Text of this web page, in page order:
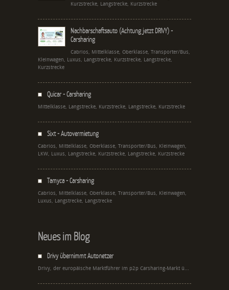
Kurzstrecke, Langstrecke, Kurzstrecke
Nachbarschaftsauto (Achtung jetzt DRIVY) -
Carsharing
Cabrios, Mittelklasse, Oberklasse, Transporter/Bus,
Kleinwagen, Luxus, Langstrecke, Kurzstrecke, Langstrecke,
Kurzstrecke
Quicar - Carsharing
Mittelklasse, Langstrecke, Kurzstrecke, Langstrecke, Kurzstrecke
Sixt - Autovermietung
Cabrios, Mittelklasse, Oberklasse, Transporter/Bus, Kleinwagen,
LKW, Luxus, Langstrecke, Kurzstrecke, Langstrecke, Kurzstrecke
Tamyca - Carsharing
Cabrios, Mittelklasse, Oberklasse, Transporter/Bus, Kleinwagen,
Luxus, Langstrecke, Langstrecke
Neues im Blog
Drivy übernimmt Autonetzer
Drivy, der europäische Marktführer im p2p Carsharing-Markt ü...